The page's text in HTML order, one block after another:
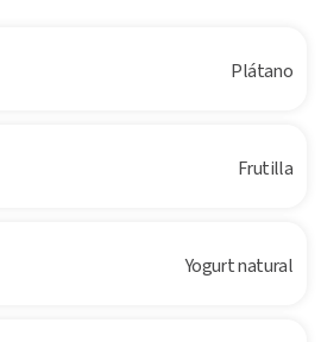
Plátano
Frutilla
Yogurt natural